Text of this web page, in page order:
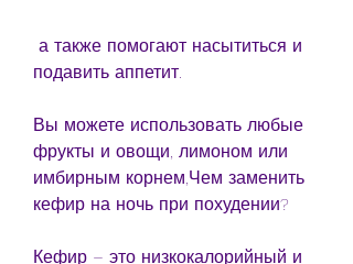
подавить аппетит.
Вы можете использовать любые
фрукты и овощи, лимоном или
имбирным корнем,Чем заменить
кефир на ночь при похудении?
Кефир – это низкокалорийный и